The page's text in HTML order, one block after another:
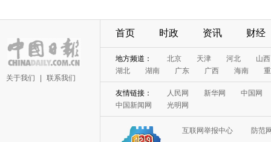
关于我们 联系我们
首页 时政 资讯 财经
地方频道： 北京 天津 河北
山西
湖北
湖南 广东 广西 海南
友情链接： 人民网 新华网
中国网
中国新闻网
光明网
互联网举报中心
防范